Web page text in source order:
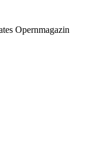
Opernmagazin